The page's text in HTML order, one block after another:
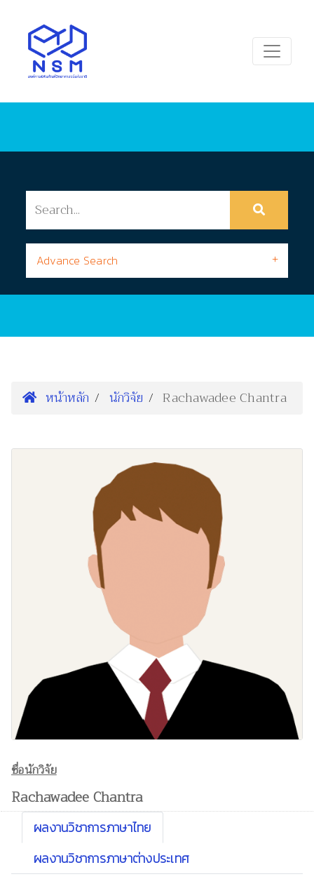
Advance Search
หน้าหลัก นักวิจัย Rachawadee Chantra
ชื่อนักวิจัย
Rachawadee Chantra
ผลงานวิชาการภาษาไทย
ผลงานวิชาการภาษาต่างประเทศ